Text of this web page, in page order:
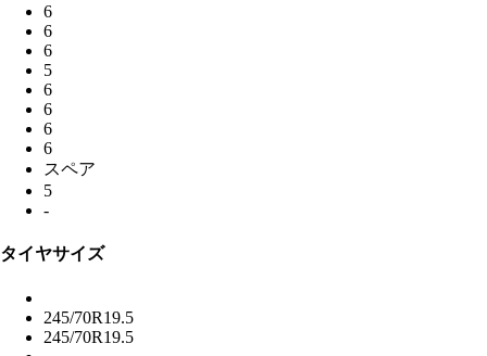
6
6
6
5
6
6
6
6
スペア
5
-
タイヤサイズ
245/70R19.5
245/70R19.5